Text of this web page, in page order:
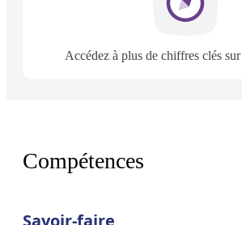
Accédez à plus de chiffres clés sur
Compétences
Savoir-faire